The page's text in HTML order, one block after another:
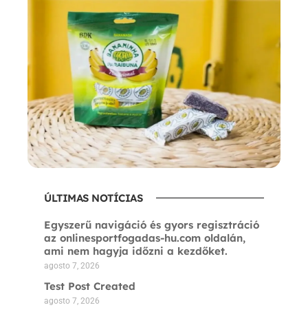
ÚLTIMAS NOTÍCIAS
Egyszerű navigáció és gyors regisztráció
az onlinesportfogadas-hu.com oldalán,
ami nem hagyja időzni a kezdőket.
agosto 7, 2026
Test Post Created
agosto 7, 2026